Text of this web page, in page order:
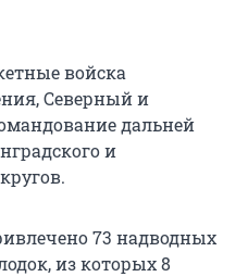
войска
Северный и
дальней
и
73 надводных
из которых 8